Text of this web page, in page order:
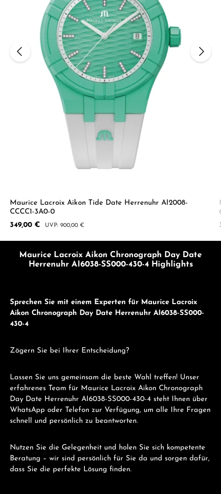
Maurice Lacroix Aikon Tide Date Herrenuhr AI2008-
CCCC1-3A0-0
Verkaufspreis:
349,00 € Regulärer Preis:
900,00 €
Maurice Lacroix Aikon Chronograph Day Date
Herrenuhr AI6038-SS000-430-4 Highlights
Sprechen Sie mit einem Experten für Maurice Lacroix
Aikon Chronograph Day Date Herrenuhr AI6038-SS000-
430-4
Zögern Sie bei Ihrer Entscheidung?
Lassen Sie uns gemeinsam die beste Wahl treffen! Unser
erfahrenes Team für Maurice Lacroix Aikon Chronograph
Day Date Herrenuhr AI6038-SS000-430-4 steht Ihnen über
WhatsApp oder Telefon zur Verfügung, um alle Ihre Fragen
schnell und persönlich zu beantworten.
Nutzen Sie die Gelegenheit und holen Sie sich kompetente
Beratung – wir sind persönlich für Sie da und sorgen dafür,
dass Sie die perfekte Lösung finden.